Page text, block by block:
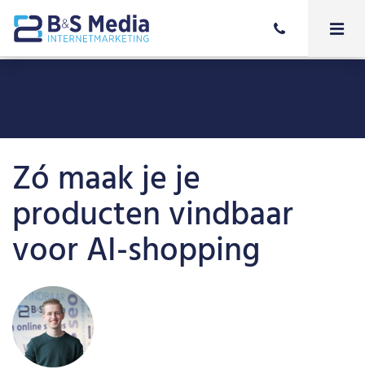
Zó maak je je
producten vindbaar
voor AI-shopping